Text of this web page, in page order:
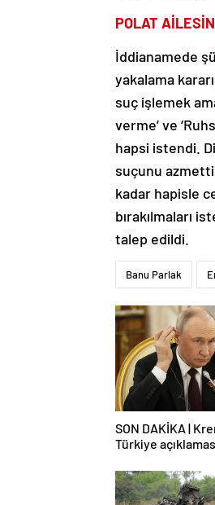
POLAT
İddianamede
yakalama
suç işlemek
verme’ ve
hapsi istendi.
suçunu
kadar hapisle
bırakılmaları
talep edildi.
Banu Parlak
SON DAKİKA |
Türkiye